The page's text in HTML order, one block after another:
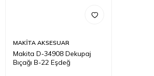
MAKİTA AKSESUAR
Makita D-34908 Dekupaj
Bıçağı B-22 Eşdeğ